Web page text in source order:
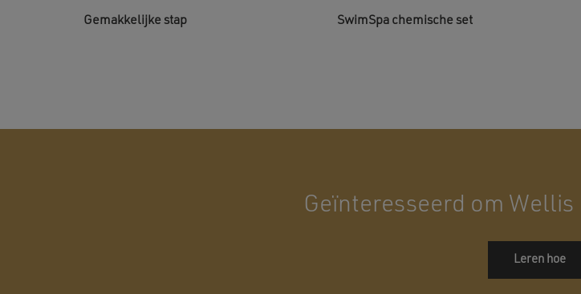
Gemakkelijke stap SwimSpa chemische set
Geïnteresseerd om
Leren hoe